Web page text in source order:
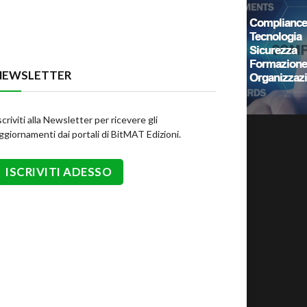
alla Newsletter per ricevere gli
dai portali di BitMAT Edizioni.